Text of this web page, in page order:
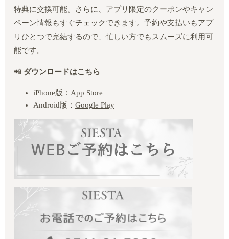
特典に交換可能。さらに、アプリ限定のクーポンやキャン
ペーン情報もすぐチェックできます。予約や支払いもアプ
リひとつで完結するので、忙しい方でもスムーズに利用可
能です。
📲 ダウンロードはこちら
iPhone版： App Store
Android版： Google Play